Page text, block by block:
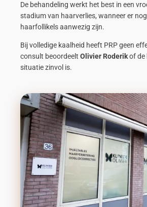
De behandeling werkt het best in een
stadium van haarverlies, wanneer er
haarfollikels aanwezig zijn.
Bij volledige kaalheid heeft PRP geen
consult beoordeelt Olivier Roderikof de
situatie zinvol is.